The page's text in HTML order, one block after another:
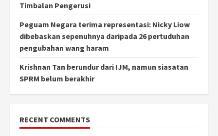
Timbalan Pengerusi
Peguam Negara terima representasi: Nicky Liow
dibebaskan sepenuhnya daripada 26 pertuduhan
pengubahan wang haram
Krishnan Tan berundur dari IJM, namun siasatan
SPRM belum berakhir
RECENT COMMENTS